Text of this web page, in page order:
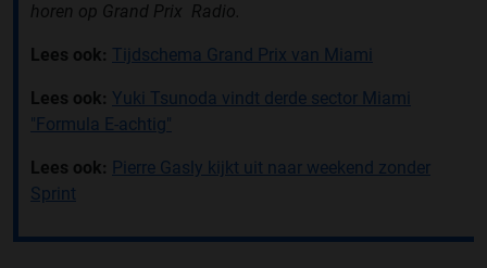
horen op Grand Prix Radio.
Lees ook: Tijdschema Grand Prix van Miami
Lees ook: Yuki Tsunoda vindt derde sector Miami
"Formula E-achtig"
Lees ook: Pierre Gasly kijkt uit naar weekend zonder
Sprint